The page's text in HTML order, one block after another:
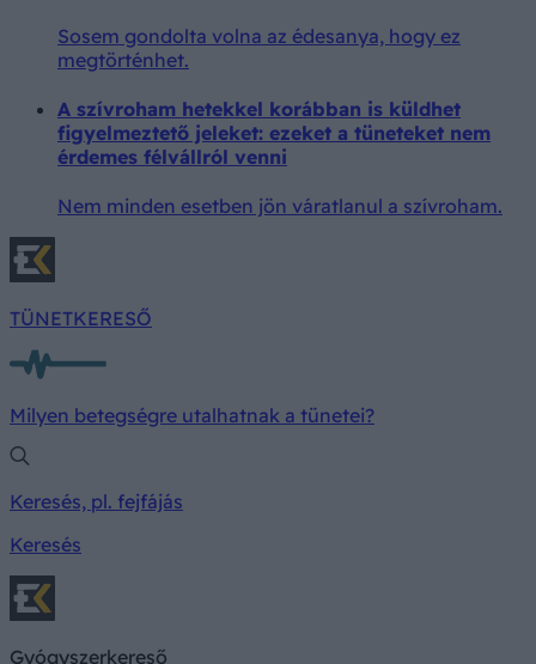
Sosem gondolta volna az édesanya, hogy ez
megtörténhet.
A szívroham hetekkel korábban is küldhet
figyelmeztető jeleket: ezeket a tüneteket nem
érdemes félvállról venni
Nem minden esetben jön váratlanul a szívroham.
TÜNETKERESŐ
Milyen betegségre utalhatnak a tünetei?
Keresés, pl. fejfájás
Keresés
Gyógyszerkereső